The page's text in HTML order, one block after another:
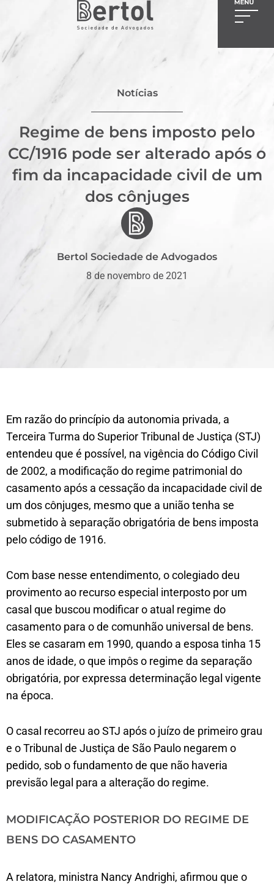
Notícias
Regime de bens imposto pelo
CC/1916 pode ser alterado após o
fim da incapacidade civil de um
dos cônjuges
Bertol Sociedade de Advogados
8 de novembro de 2021
​Em razão do princípio da autonomia privada, a
Terceira Turma do Superior Tribunal de Justiça (STJ)
entendeu que é possível, na vigência do Código Civil
de 2002, a modificação do regime patrimonial do
casamento após a cessação da incapacidade civil de
um dos cônjuges, mesmo que a união tenha se
submetido à separação obrigatória de bens imposta
pelo código de 1916.
Com base nesse entendimento, o colegiado deu
provimento ao recurso especial interposto por um
casal que buscou modificar o atual regime do
casamento para o de comunhão universal de bens.
Eles se casaram em 1990, quando a esposa tinha 15
anos de idade, o que impôs o regime da separação
obrigatória, por expressa determinação legal vigente
na época.
O casal recorreu ao STJ após o juízo de primeiro grau
e o Tribunal de Justiça de São Paulo negarem o
pedido, sob o fundamento de que não haveria
previsão legal para a alteração do regime.
MODIFICAÇÃO POSTERIOR DO REGIME DE
BENS DO CASAMENTO
A relatora, ministra Nancy Andrighi, afirmou que o